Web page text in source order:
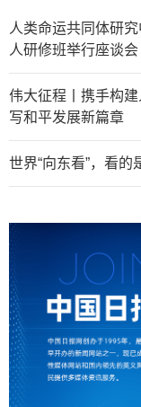
人类命运共同体研
人研修班举行座谈会
伟大征程丨携手构
写和平发展新篇章
世界“向东看”，看的